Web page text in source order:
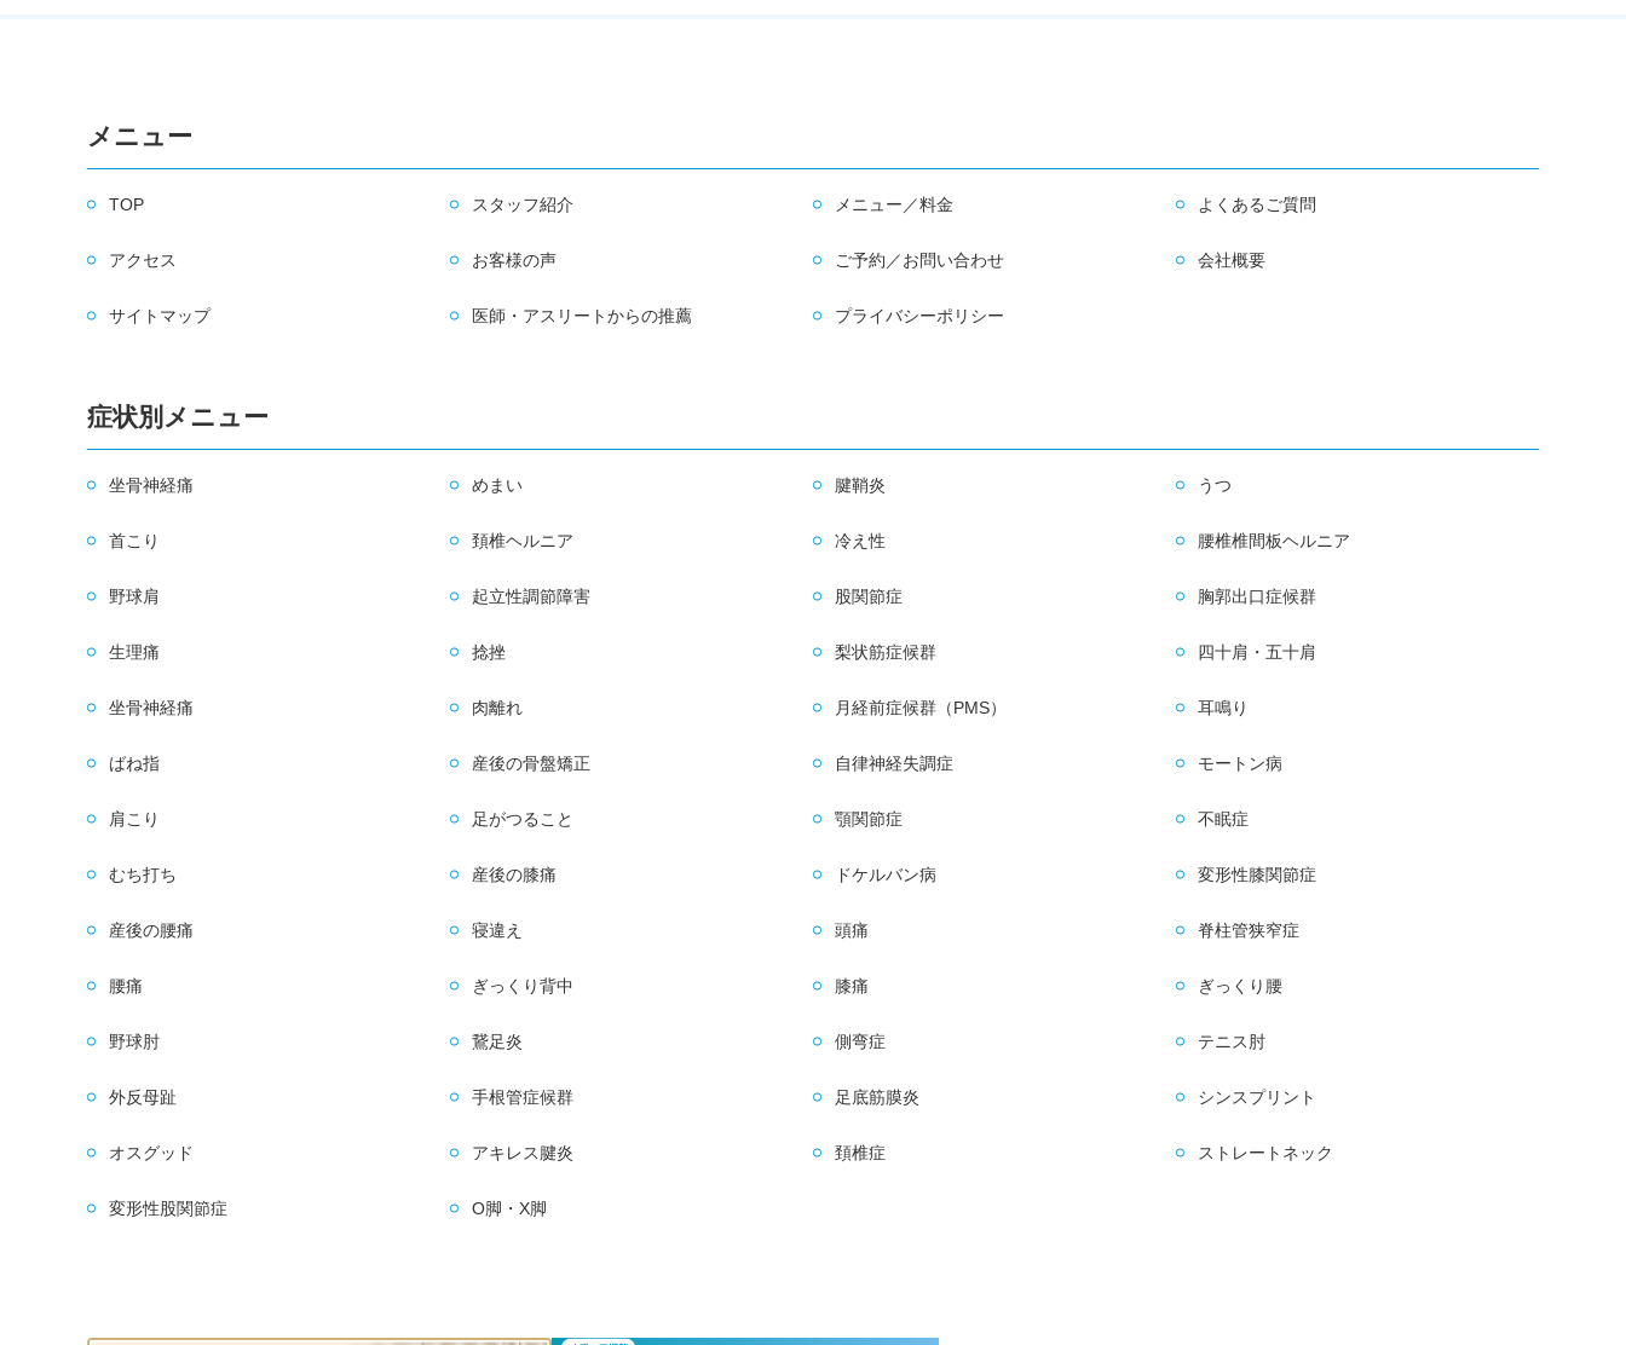
メニュー
TOP スタッフ紹介 メニュー／料金 よくあるご質問
アクセス お客様の声 ご予約／お問い合わせ 会社概要
サイトマップ 医師・アスリートからの推薦 プライバシーポリシー
症状別メニュー
坐骨神経痛 めまい 腱鞘炎 うつ
首こり 頚椎ヘルニア 冷え性 腰椎椎間板ヘルニア
野球肩 起立性調節障害 股関節症 胸郭出口症候群
生理痛 捻挫 梨状筋症候群 四十肩・五十肩
坐骨神経痛 肉離れ 月経前症候群（PMS） 耳鳴り
ばね指 産後の骨盤矯正 自律神経失調症 モートン病
肩こり 足がつること 顎関節症 不眠症
むち打ち 産後の膝痛 ドケルバン病 変形性膝関節症
産後の腰痛 寝違え 頭痛 脊柱管狭窄症
腰痛 ぎっくり背中 膝痛 ぎっくり腰
野球肘 鵞足炎 側弯症 テニス肘
外反母趾 手根管症候群 足底筋膜炎 シンスプリント
オスグッド アキレス腱炎 頚椎症 ストレートネック
変形性股関節症 O脚・X脚